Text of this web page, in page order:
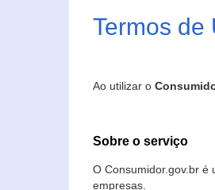
Termos de
Ao utilizar o
Sobre o serviço
O Consumidor.gov.br é
empresas.